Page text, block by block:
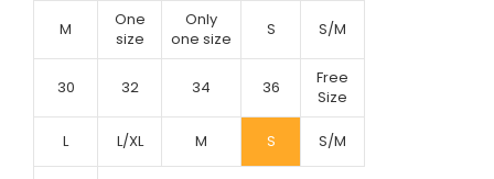
M
One
size
Only
one size
S S/M
30 32 34 36
Free
Size
L L/XL M S S/M